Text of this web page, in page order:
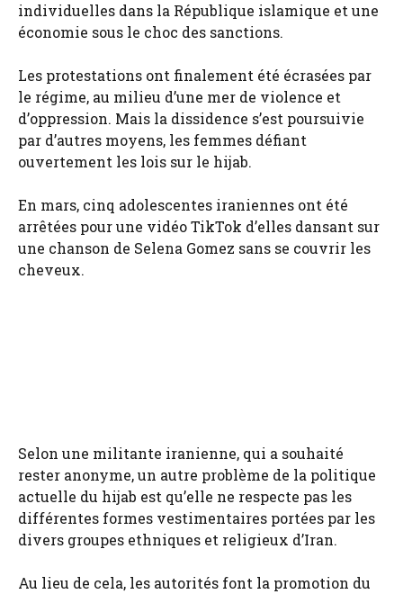
individuelles dans la République islamique et une
économie sous le choc des sanctions.
Les protestations ont finalement été écrasées par
le régime, au milieu d’une mer de violence et
d’oppression. Mais la dissidence s’est poursuivie
par d’autres moyens, les femmes défiant
ouvertement les lois sur le hijab.
En mars, cinq adolescentes iraniennes ont été
arrêtées pour une vidéo TikTok d’elles dansant sur
une chanson de Selena Gomez sans se couvrir les
cheveux.
Selon une militante iranienne, qui a souhaité
rester anonyme, un autre problème de la politique
actuelle du hijab est qu’elle ne respecte pas les
différentes formes vestimentaires portées par les
divers groupes ethniques et religieux d’Iran.
Au lieu de cela, les autorités font la promotion du